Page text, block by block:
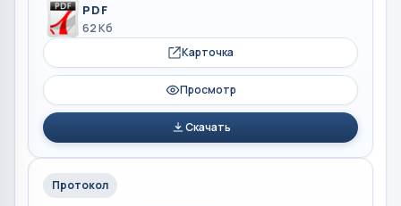
PDF
62 Кб
Карточка
Просмотр
Скачать
Протокол